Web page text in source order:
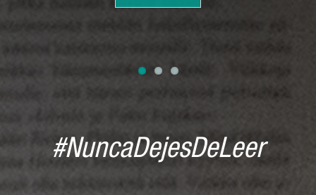
Leyendo
#NuncaDejesDeLeer